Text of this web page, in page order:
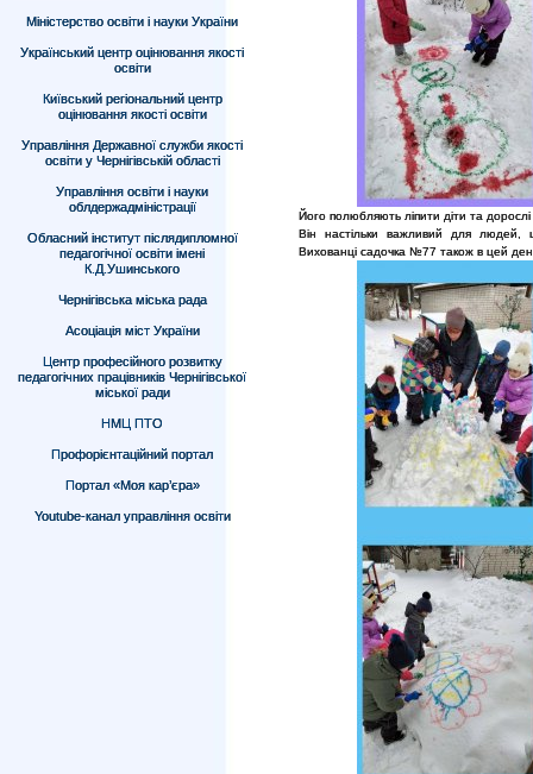
Міністерство освіти і науки України
Український центр оцінювання якості
освіти
Київський регіональний центр
оцінювання якості освіти
Управління Державної служби якості
освіти у Чернігівській області
Управління освіти і науки
облдержадміністрації
Обласний інститут післядипломної
педагогічної освіти імені
К.Д.Ушинського
Чернігівська міська рада
Асоціація міст України
Центр професійного розвитку
педагогічних працівників Чернігівської
міської ради
НМЦ ПТО
Профорієнтаційний портал
Портал «Моя кар’єра»
Youtube-канал управління освіти
Його полюбляють ліпити діти та дорослі
Він настільки важливий для людей,
Вихованці садочка №77 також в цей